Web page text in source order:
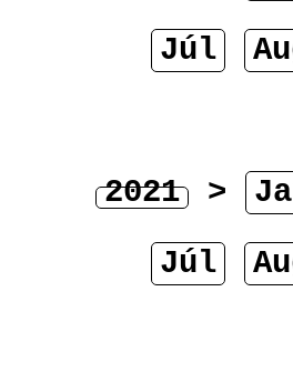
Júl
2021 >
Júl